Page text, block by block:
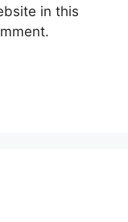
in this